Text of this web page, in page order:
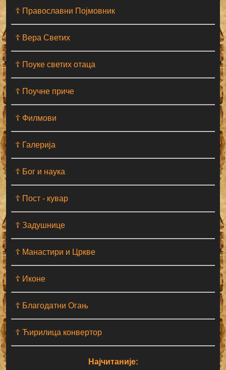
☦ Православни Појмовник
☦ Вера Светих
☦ Поуке светих отаца
☦ Поучне приче
☦ Филмови
☦ Галерија
☦ Бог и наука
☦ Пост - кувар
☦ Задушнице
☦ Манастири и Цркве
☦ Иконе
☦ Благодатни Огањ
☦ Ћирилица конвертор
Најчитаније: